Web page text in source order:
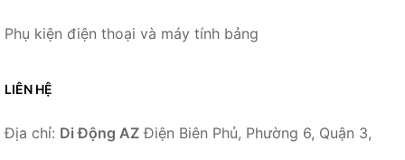
Phụ kiện điện thoại và máy tính bảng
LIÊN HỆ
Địa chỉ: Di Động AZ Điện Biên Phủ, Phường 6, Quận 3,